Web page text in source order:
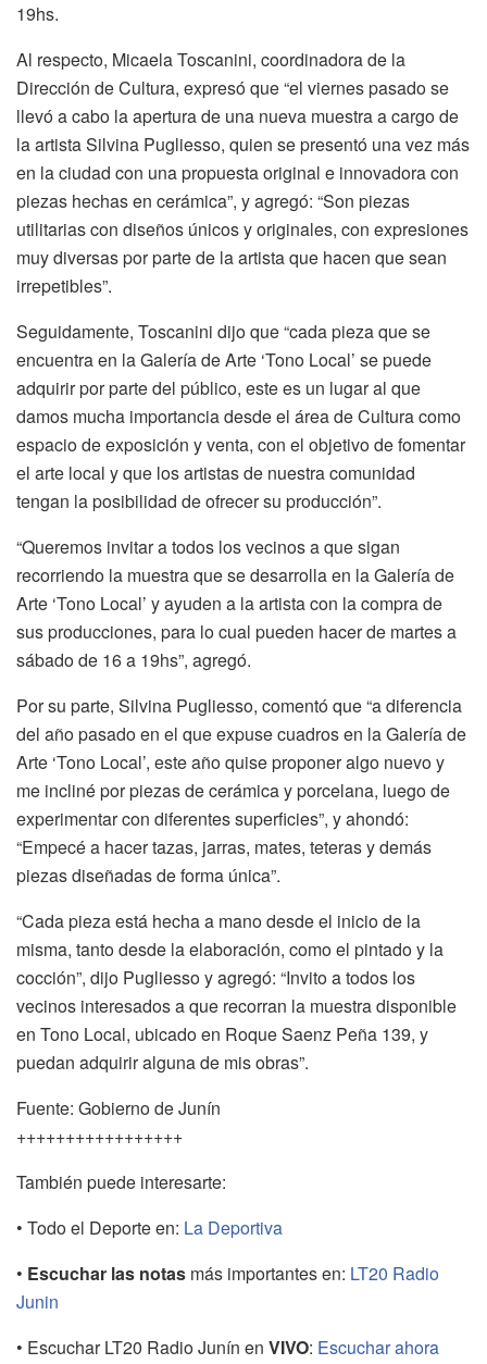
19hs.
Al respecto, Micaela Toscanini, coordinadora de la
Dirección de Cultura, expresó que “el viernes pasado se
llevó a cabo la apertura de una nueva muestra a cargo de
la artista Silvina Pugliesso, quien se presentó una vez más
en la ciudad con una propuesta original e innovadora con
piezas hechas en cerámica”, y agregó: “Son piezas
utilitarias con diseños únicos y originales, con expresiones
muy diversas por parte de la artista que hacen que sean
irrepetibles”.
Seguidamente, Toscanini dijo que “cada pieza que se
encuentra en la Galería de Arte ‘Tono Local’ se puede
adquirir por parte del público, este es un lugar al que
damos mucha importancia desde el área de Cultura como
espacio de exposición y venta, con el objetivo de fomentar
el arte local y que los artistas de nuestra comunidad
tengan la posibilidad de ofrecer su producción”.
“Queremos invitar a todos los vecinos a que sigan
recorriendo la muestra que se desarrolla en la Galería de
Arte ‘Tono Local’ y ayuden a la artista con la compra de
sus producciones, para lo cual pueden hacer de martes a
sábado de 16 a 19hs”, agregó.
Por su parte, Silvina Pugliesso, comentó que “a diferencia
del año pasado en el que expuse cuadros en la Galería de
Arte ‘Tono Local’, este año quise proponer algo nuevo y
me incliné por piezas de cerámica y porcelana, luego de
experimentar con diferentes superficies”, y ahondó:
“Empecé a hacer tazas, jarras, mates, teteras y demás
piezas diseñadas de forma única”.
“Cada pieza está hecha a mano desde el inicio de la
misma, tanto desde la elaboración, como el pintado y la
cocción”, dijo Pugliesso y agregó: “Invito a todos los
vecinos interesados a que recorran la muestra disponible
en Tono Local, ubicado en Roque Saenz Peña 139, y
puedan adquirir alguna de mis obras”.
Fuente: Gobierno de Junín
+++++++++++++++++
También puede interesarte:
• Todo el Deporte en: La Deportiva
• Escuchar las notas más importantes en: LT20 Radio
Junin
• Escuchar LT20 Radio Junín en VIVO: Escuchar ahora